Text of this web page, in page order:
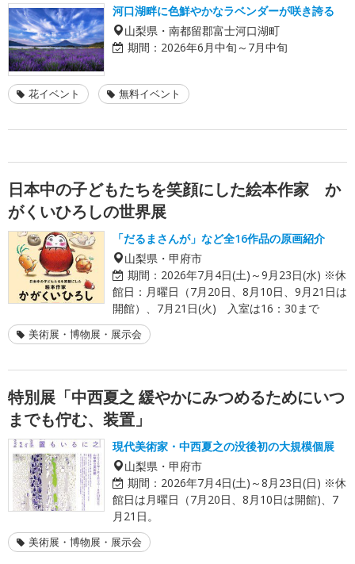
河口湖畔に色鮮やかなラベンダーが咲き誇る
山梨県・南都留郡富士河口湖町
期間： 2026年6月中旬～7月中旬
花イベント 無料イベント
日本中の子どもたちを笑顔にした絵本作家 か
がくいひろしの世界展
「だるまさんが」など全16作品の原画紹介
山梨県・甲府市
期間： 2026年7月4日(土)～9月23日(水) ※休
館日：月曜日（7月20日、8月10日、9月21日は
開館）、7月21日(火) 入室は16：30まで
美術展・博物展・展示会
特別展「中西夏之 緩やかにみつめるためにいつ
までも佇む、装置」
現代美術家・中西夏之の没後初の大規模個展
山梨県・甲府市
期間： 2026年7月4日(土)～8月23日(日) ※休
館日は月曜日（7月20日、8月10日は開館)、7
月21日。
美術展・博物展・展示会